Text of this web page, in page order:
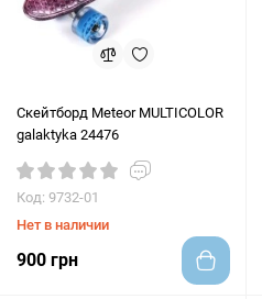
Скейтборд Meteor MULTICOLOR
galaktyka 24476
Код: 9732-01
Нет в наличии
900 грн